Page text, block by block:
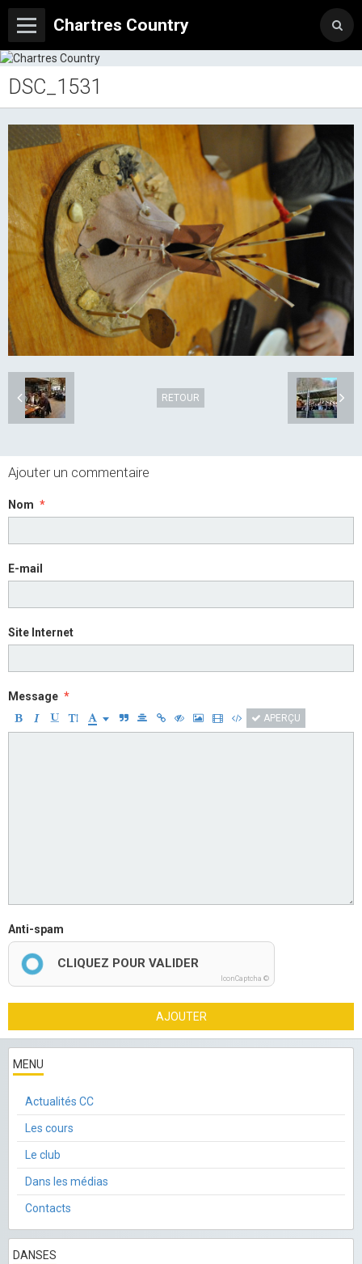
Chartres Country
DSC_1531
RETOUR
Ajouter un commentaire
Nom
E-mail
Site Internet
Message
APERÇU
Anti-spam
CLIQUEZ POUR VALIDER
IconCaptcha ©
AJOUTER
MENU
Actualités CC
Les cours
Le club
Dans les médias
Contacts
DANSES